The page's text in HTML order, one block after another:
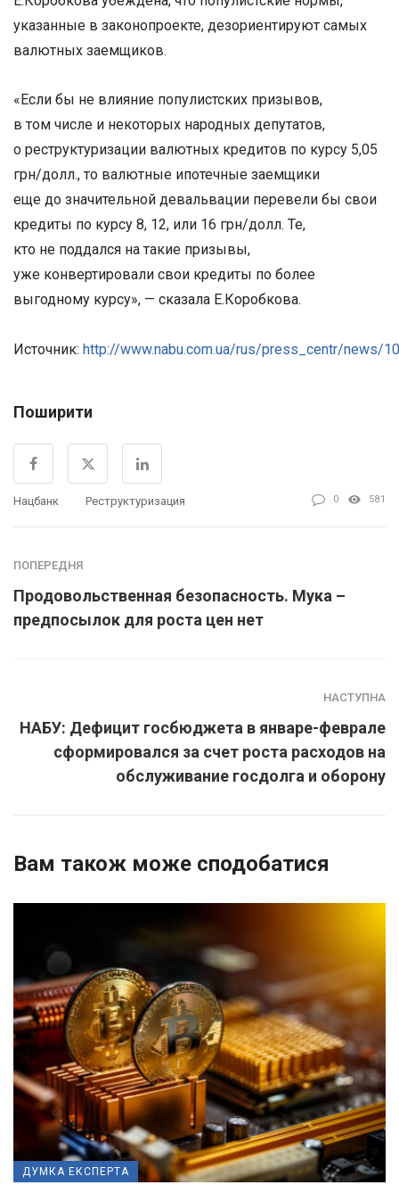
указанные в законопроекте, дезориентируют самых
валютных заемщиков.
«Если бы не влияние популистских призывов,
в том числе и некоторых народных депутатов,
о реструктуризации валютных кредитов по курсу 5,05
грн/долл., то валютные ипотечные заемщики
еще до значительной девальвации перевели бы свои
кредиты по курсу 8, 12, или 16 грн/долл. Те,
кто не поддался на такие призывы,
уже конвертировали свои кредиты по более
выгодному курсу», — сказала Е.Коробкова.
Источник: http://www.nabu.com.ua/rus/press_centr/news/
Поширити
Нацбанк Реструктуризация 0 581
ПОПЕРЕДНЯ
Продовольственная безопасность. Мука –
предпосылок для роста цен нет
НАСТУПНА
НАБУ: Дефицит госбюджета в январе-феврале
сформировался за счет роста расходов на
обслуживание госдолга и оборону
Вам також може сподобатися
ДУМКА ЕКСПЕРТА